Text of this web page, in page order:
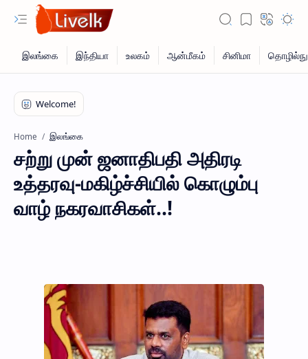
Home இலங்கை
சற்று முன் ஜனாதிபதி அதிரடி
உத்தரவு-மகிழ்ச்சியில் கொழும்பு
வாழ் நகரவாசிகள்..!